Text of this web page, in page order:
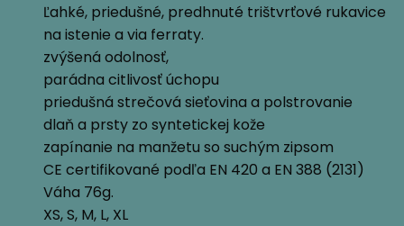
Ľahké, priedušné, predhnuté trištvrťové rukavice
na istenie a via ferraty.
zvýšená odolnosť,
parádna citlivosť úchopu
priedušná strečová sieťovina a polstrovanie
dlaň a prsty zo syntetickej kože
zapínanie na manžetu so suchým zipsom
CE certifikované podľa EN 420 a EN 388 (2131)
Váha 76g.
XS, S, M, L, XL